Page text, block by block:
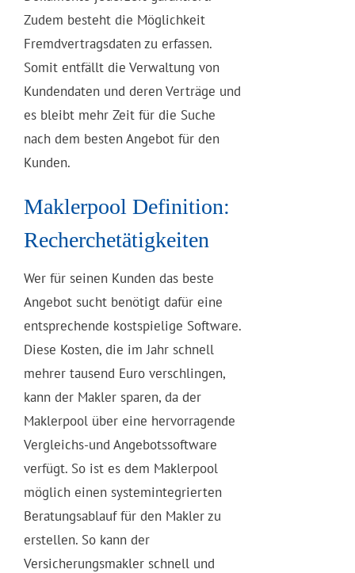
Zudem besteht die Möglichkeit
Fremdvertragsdaten zu erfassen.
Somit entfällt die Verwaltung von
Kundendaten und deren Verträge und
es bleibt mehr Zeit für die Suche
nach dem besten Angebot für den
Kunden.
Maklerpool Definition:
Recherchetätigkeiten
Wer für seinen Kunden das beste
Angebot sucht benötigt dafür eine
entsprechende kostspielige Software.
Diese Kosten, die im Jahr schnell
mehrer tausend Euro verschlingen,
kann der Makler sparen, da der
Maklerpool über eine hervorragende
Vergleichs-und Angebotssoftware
verfügt. So ist es dem Maklerpool
möglich einen systemintegrierten
Beratungsablauf für den Makler zu
erstellen. So kann der
Versicherungsmakler schnell und